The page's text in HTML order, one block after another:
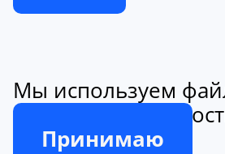
Мы используем
Принимаю